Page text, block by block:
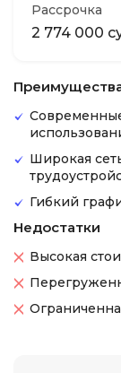
Рассрочка
2 774 000
Широкая
Гибкий
Недостатки
Высокая